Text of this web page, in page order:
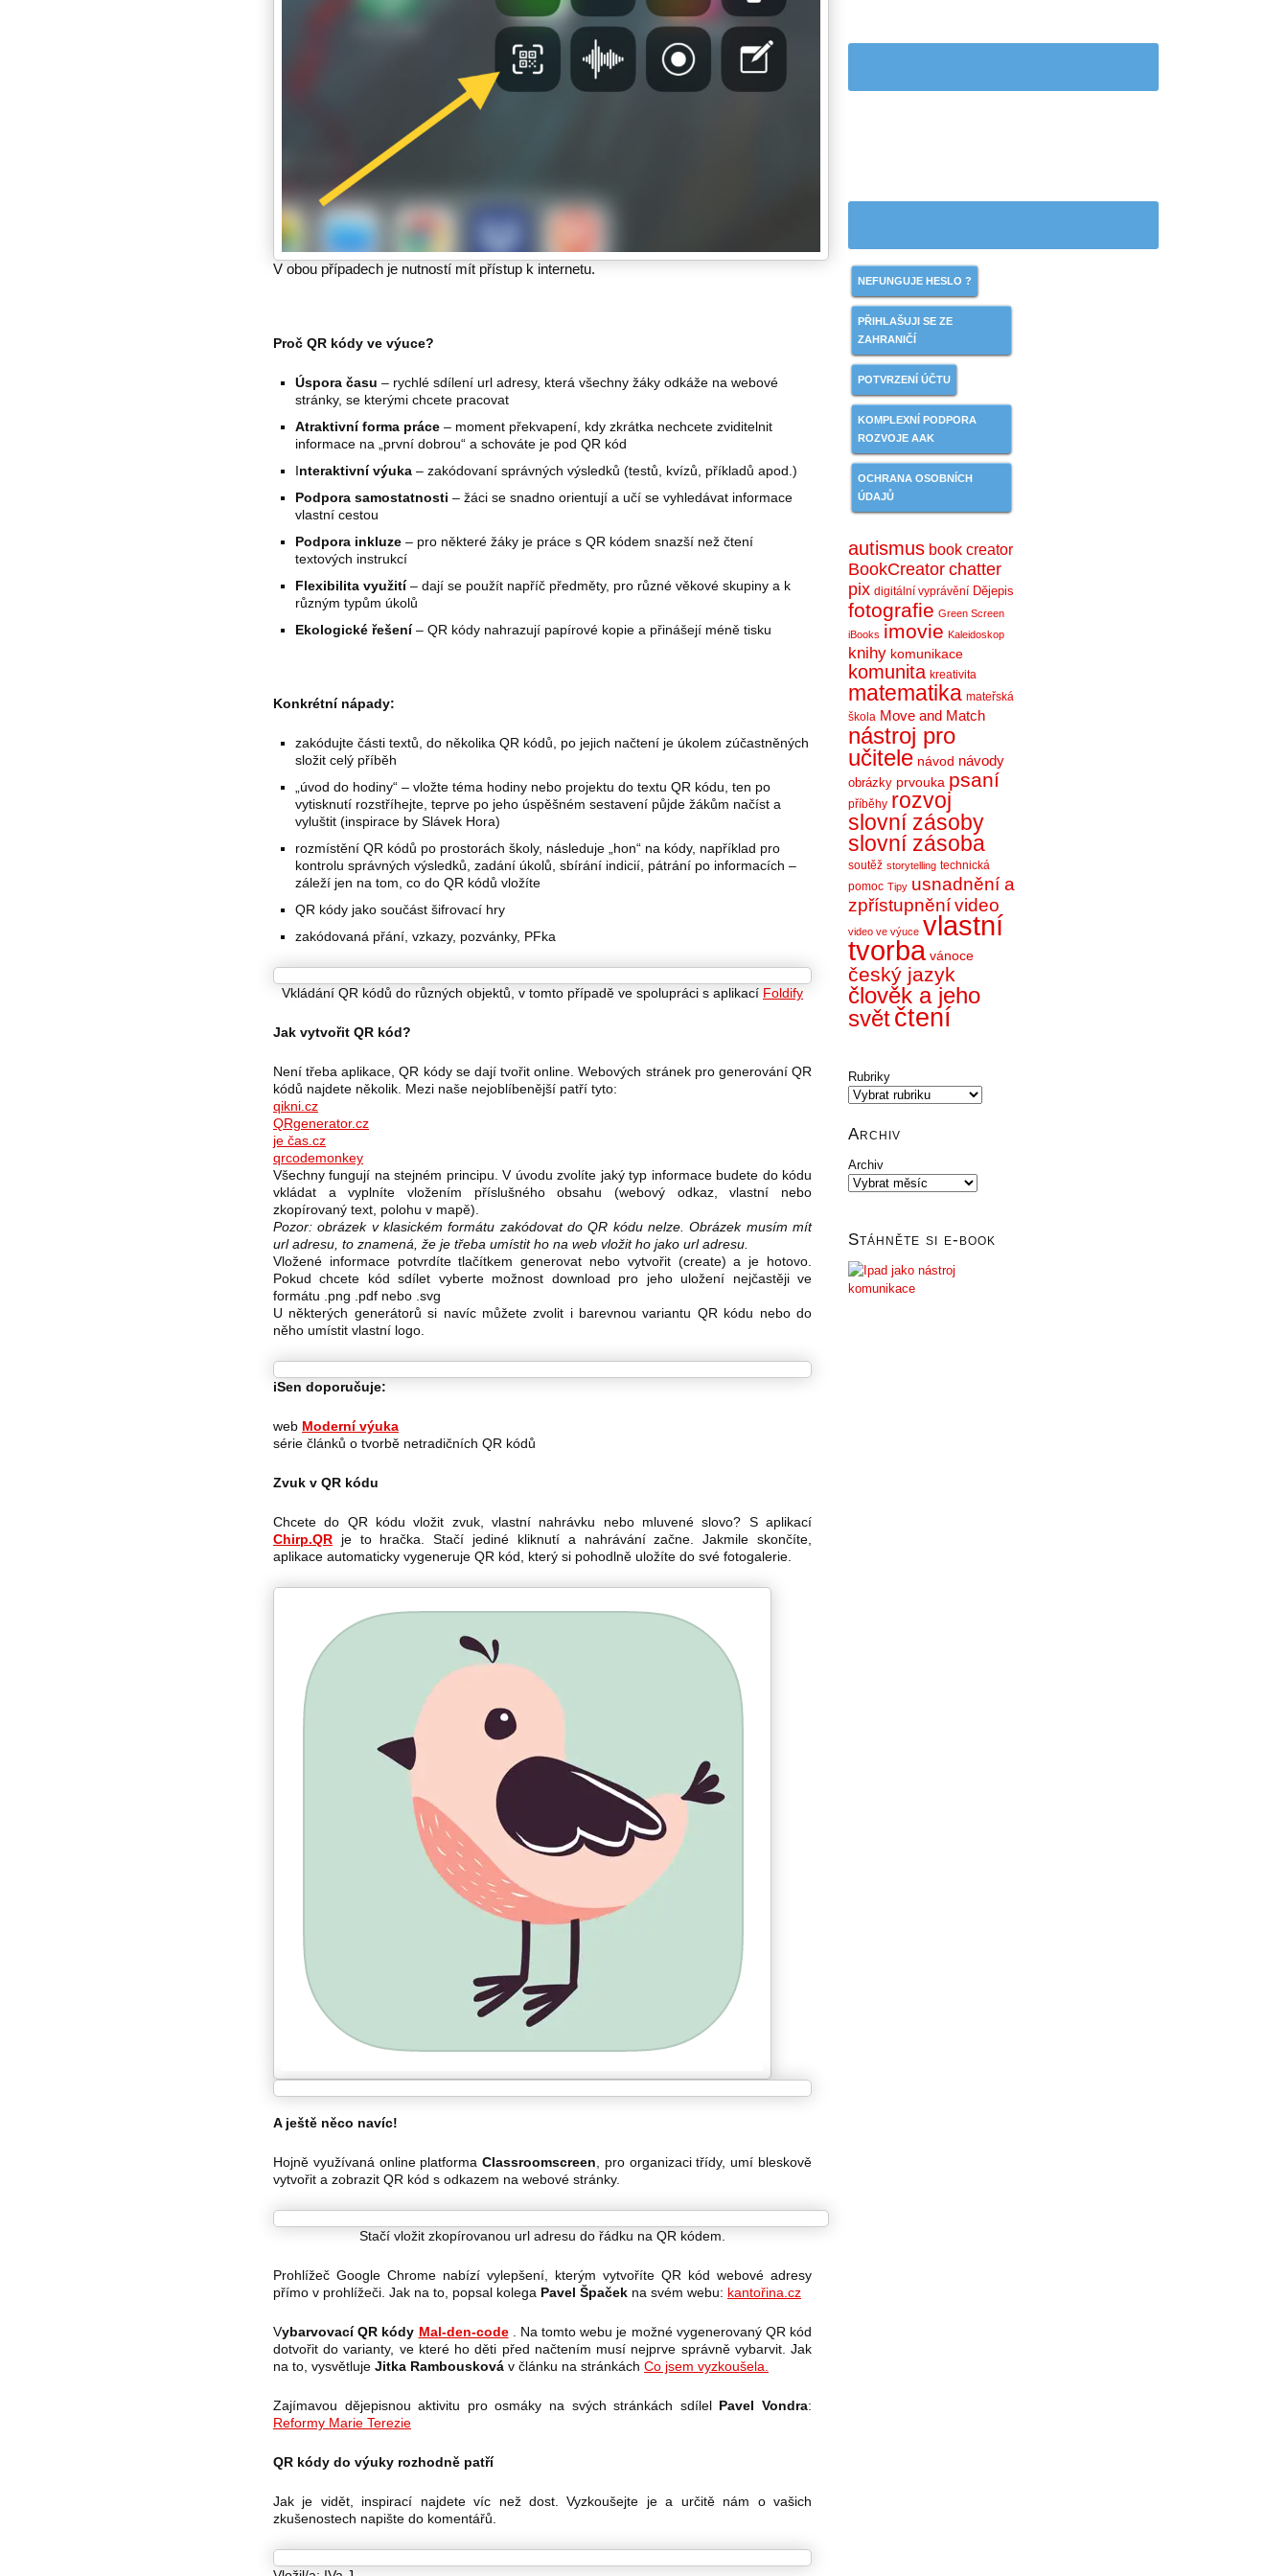
V obou případech je nutností mít přístup k internetu.
Proč QR kódy ve výuce?
Úspora času – rychlé sdílení url adresy, která všechny žáky odkáže na webové
stránky, se kterými chcete pracovat
Atraktivní forma práce – moment překvapení, kdy zkrátka nechcete zviditelnit
informace na „první dobrou“ a schováte je pod QR kód
Interaktivní výuka – zakódovaní správných výsledků (testů, kvízů, příkladů apod.)
Podpora samostatnosti – žáci se snadno orientují a učí se vyhledávat informace
vlastní cestou
Podpora inkluze – pro některé žáky je práce s QR kódem snazší než čtení
textových instrukcí
Flexibilita využití– dají se použít napříč předměty, pro různé věkové skupiny a k
různým typům úkolů
Ekologické řešení– QR kódy nahrazují papírové kopie a přinášejí méně tisku
Konkrétní nápady:
zakódujte části textů, do několika QR kódů, po jejich načtení je úkolem zúčastněných
složit celý příběh
„úvod do hodiny“ – vložte téma hodiny nebo projektu do textu QR kódu, ten po
vytisknutí rozstříhejte, teprve po jeho úspěšném sestavení půjde žákům načíst a
vyluštit (inspirace by Slávek Hora)
rozmístění QR kódů po prostorách školy, následuje „hon“ na kódy, například pro
kontrolu správných výsledků, zadání úkolů, sbírání indicií, pátrání po informacích –
záleží jen na tom, co do QR kódů vložíte
QR kódy jako součást šifrovací hry
zakódovaná přání, vzkazy, pozvánky, PFka
Vkládání QR kódů do různých objektů, v tomto případě ve spolupráci s aplikací Foldify
Jak vytvořit QR kód?
Není třeba aplikace, QR kódy se dají tvořit online. Webových stránek pro generování QR
kódů najdete několik. Mezi naše nejoblíbenější patří tyto:
qikni.cz
QRgenerator.cz
je čas.cz
qrcodemonkey
Všechny fungují na stejném principu. V úvodu zvolíte jaký typ informace budete do kódu
vkládat a vyplníte vložením příslušného obsahu (webový odkaz, vlastní nebo
zkopírovaný text, polohu v mapě).
Pozor: obrázek v klasickém formátu zakódovat do QR kódu nelze. Obrázek musím mít
url adresu, to znamená, že je třeba umístit ho na web vložit ho jako url adresu.
Vložené informace potvrdíte tlačítkem generovat nebo vytvořit (create) a je hotovo.
Pokud chcete kód sdílet vyberte možnost download pro jeho uložení nejčastěji ve
formátu .png .pdf nebo .svg
U některých generátorů si navíc můžete zvolit i barevnou variantu QR kódu nebo do
něho umístit vlastní logo.
iSen doporučuje:
web Moderní výuka
série článků o tvorbě netradičních QR kódů
Zvuk v QR kódu
Chcete do QR kódu vložit zvuk, vlastní nahrávku nebo mluvené slovo? S aplikací
Chirp.QR je to hračka. Stačí jediné kliknutí a nahrávání začne. Jakmile skončíte,
aplikace automaticky vygeneruje QR kód, který si pohodlně uložíte do své fotogalerie.
A ještě něco navíc!
Hojně využívaná online platformaClassroomscreen , pro organizaci třídy, umí bleskově
vytvořit a zobrazit QR kód s odkazem na webové stránky.
Stačí vložit zkopírovanou url adresu do řádku na QR kódem.
Prohlížeč Google Chrome nabízí vylepšení, kterým vytvoříte QR kód webové adresy
přímo v prohlížeči. Jak na to, popsal kolega Pavel Špaček na svém webu: kantořina.cz
Vybarvovací QR kódy Mal-den-code. Na tomto webu je možné vygenerovaný QR kód
dotvořit do varianty, ve které ho děti před načtením musí nejprve správně vybarvit. Jak
na to, vysvětluje Jitka Rambousková v článku na stránkách Co jsem vyzkoušela.
Zajímavou dějepisnou aktivitu pro osmáky na svých stránkách sdílel Pavel Vondra:
Reformy Marie Terezie
QR kódy do výuky rozhodně patří
Jak je vidět, inspirací najdete víc než dost. Vyzkoušejte je a určitě nám o vašich
zkušenostech napište do komentářů.
NEFUNGUJE HESLO ?
PŘIHLAŠUJI SE ZE
ZAHRANIČÍ
POTVRZENÍ ÚČTU
KOMPLEXNÍ PODPORA
ROZVOJE AAK
OCHRANA OSOBNÍCH
ÚDAJŮ
autismus book creator
BookCreatorchatter
pix digitální vyprávění Dějepis
fotografie Green Screen
iBooks imovie Kaleidoskop
knihy komunikace
komunita kreativita
matematika mateřská
škola Move and Match
nástroj pro
učitele návod návody
obrázky prvouka psaní
příběhy rozvoj
slovní zásoby
slovní zásoba
soutěž storytelling technická
pomoc Tipy usnadnění a
zpřístupněnívideo
video ve výuce vlastní
tvorba vánoce
český jazyk
člověk a jeho
světčtení
Rubriky
Archiv
Archiv
Stáhněte si e-book